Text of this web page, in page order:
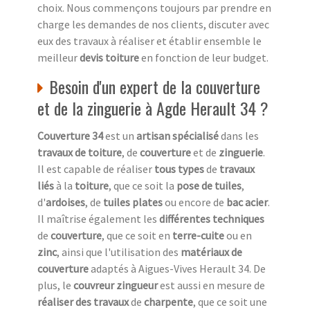
choix. Nous commençons toujours par prendre en
charge les demandes de nos clients, discuter avec
eux des travaux à réaliser et établir ensemble le
meilleurdevis toitureen fonction de leur budget.
Besoin d'un expert de la couverture
et de la zinguerie à Agde Herault 34 ?
Couverture 34est un artisan spécialisédans les
travaux de toiture, de couvertureet de zinguerie.
Il est capable de réaliser tous typesde travaux
liésà la toiture, que ce soit la pose de tuiles,
d'ardoises, de tuiles platesou encore de bac acier.
Il maîtrise également les différentes techniques
de couverture, que ce soit en terre-cuiteou en
zinc, ainsi que l'utilisation des matériaux de
couvertureadaptés à Aigues-Vives Herault 34. De
plus, le couvreur zingueurest aussi en mesure de
réaliser des travauxde charpente, que ce soit une